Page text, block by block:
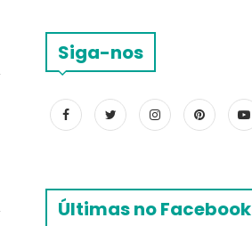
Siga-nos
Últimas no Facebook